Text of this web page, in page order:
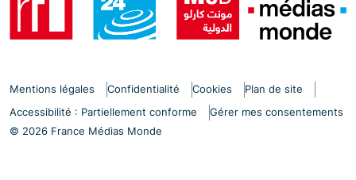
Mentions légales Confidentialité Cookies
Plan de site
Accessibilité : Partiellement conforme
Gérer mes consentements
© 2026 France Médias Monde